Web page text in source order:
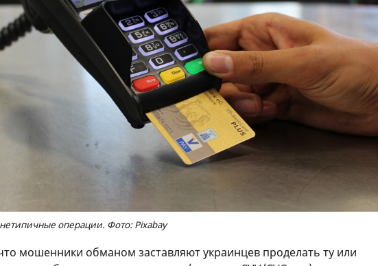
операции. Фото: Pixabay
мошенники обманом заставляют украинцев проделать ту или